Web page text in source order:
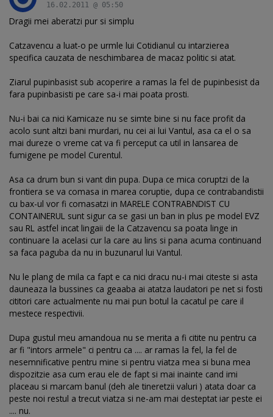
16.02.2011 @ 05:50
Dragii mei aberatzi pur si simplu
Catzavencu a luat-o pe urmle lui Cotidianul cu intarzierea
specifica cauzata de neschimbarea de macaz politic si atat.
Ziarul pupinbasist sub acoperire a ramas la fel de pupinbesist da
fara pupinbasisti pe care sa-i mai poata prosti.
Nu-i bai ca nici Kamicaze nu se simte bine si nu face profit da
acolo sunt altzi bani murdari, nu cei ai lui Vantul, asa ca el o sa
mai dureze o vreme cat va fi perceput ca util in lansarea de
fumigene pe model Curentul.
Asa ca drum bun si vant din pupa. Dupa ce mica coruptzi de la
frontiera se va comasa in marea coruptie, dupa ce contrabandistii
cu bax-ul vor fi comasatzi in MARELE CONTRABNDIST CU
CONTAINERUL sunt sigur ca se gasi un ban in plus pe model EVZ
sau RL astfel incat lingaii de la Catzavencu sa poata linge in
continuare la acelasi cur la care au lins si pana acuma continuand
sa faca paguba da nu in buzunarul lui Vantul.
Nu le plang de mila ca fapt e ca nici dracu nu-i mai citeste si asta
dauneaza la bussines ca geaaba ai atatza laudatori pe net si fosti
cititori care actualmente nu mai pun botul la cacatul pe care il
mestece respectivii.
Dupa gustul meu amandoua nu se merita a fi citite nu pentru ca
ar fi "intors armele" ci pentru ca .... ar ramas la fel, la fel de
nesemnificative pentru mine si pentru viatza mea si buna mea
dispozitzie asa cum erau ele de fapt si mai inainte cand imi
placeau si marcam banul (deh ale tineretzii valuri ) atata doar ca
peste noi restul a trecut viatza si ne-am mai desteptat iar peste ei
.... nu.